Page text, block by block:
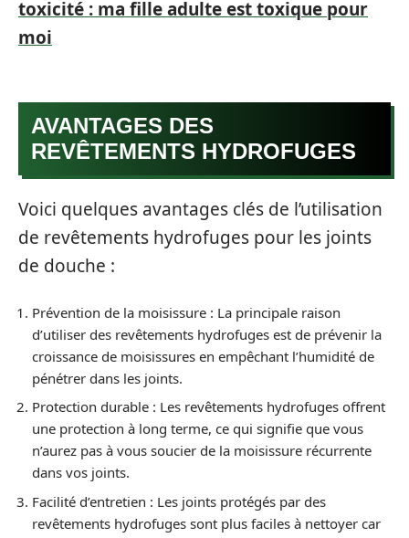
toxicité : ma fille adulte est toxique pour
moi
AVANTAGES DES
REVÊTEMENTS HYDROFUGES
Voici quelques avantages clés de l’utilisation
de revêtements hydrofuges pour les joints
de douche :
Prévention de la moisissure : La principale raison
d’utiliser des revêtements hydrofuges est de prévenir la
croissance de moisissures en empêchant l’humidité de
pénétrer dans les joints.
Protection durable : Les revêtements hydrofuges offrent
une protection à long terme, ce qui signifie que vous
n’aurez pas à vous soucier de la moisissure récurrente
dans vos joints.
Facilité d’entretien : Les joints protégés par des
revêtements hydrofuges sont plus faciles à nettoyer car